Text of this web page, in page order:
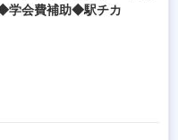
学会費補助◆駅チカ